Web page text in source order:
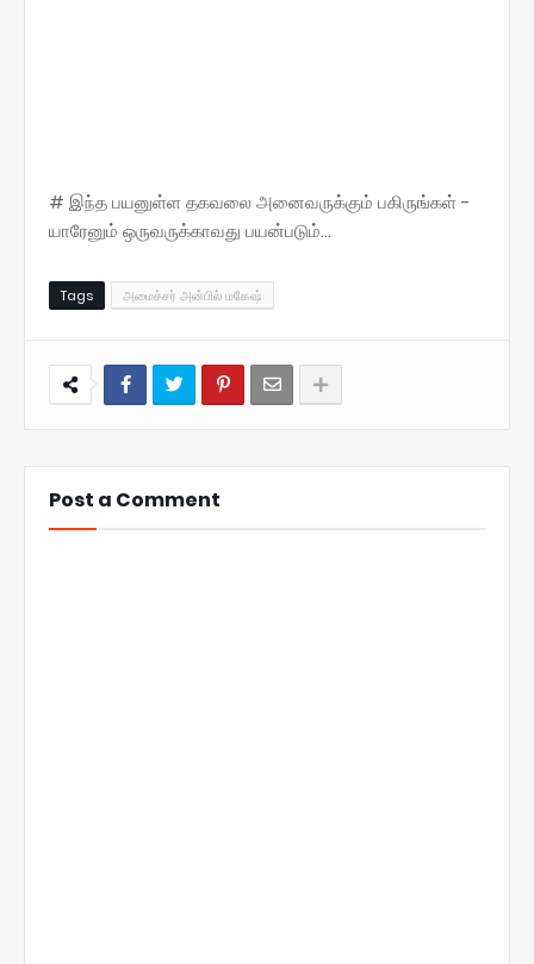
# இந்த பயனுள்ள தகவலை அனைவருக்கும் பகிருங்கள் -
யாரேனும் ஒருவருக்காவது பயன்படும்...
Tags அமைச்சர் அன்பில் மகேஷ்
Post a Comment